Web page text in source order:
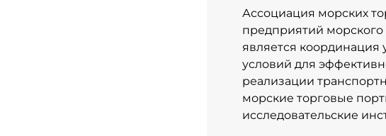
Ассоциация морских
предприятий
является
условий для
реализации
морские торговые
исследовательские